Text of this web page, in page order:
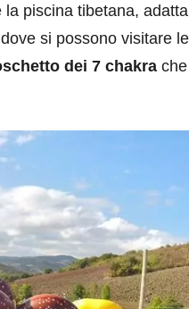
piscina tibetana,
si possono visitare
dei 7 chakra